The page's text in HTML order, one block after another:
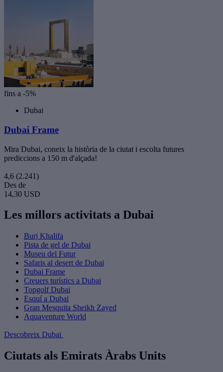
fins a -5%
Dubai
Dubai Frame
Mira Dubai, coneix la història de la ciutat i escolta futures
prediccions a 150 m d'alçada!
4,6 (2.241)
Des de
14,30 USD
Les millors activitats a Dubai
Burj Khalifa
Pista de gel de Dubai
Museu del Futur
Safaris al desert de Dubai
Dubai Frame
Creuers turístics a Dubai
Topgolf Dubai
Esquí a Dubai
Gran Mesquita Sheikh Zayed
Aquaventure World
Descobreix Dubai
Ciutats als Emirats Àrabs Units